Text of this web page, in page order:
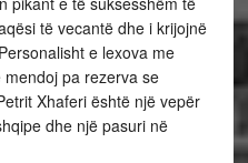
të vecantë dhe i krijojnë
e lexova me
pa rezerva se
Xhaferi është një vepër
dhe një pasuri në